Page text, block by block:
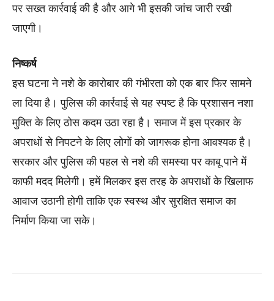
पर सख्त कार्रवाई की है और आगे भी इसकी जांच जारी रखी
जाएगी।
निष्कर्ष
इस घटना ने नशे के कारोबार की गंभीरता को एक बार फिर सामने
ला दिया है। पुलिस की कार्रवाई से यह स्पष्ट है कि प्रशासन नशा
मुक्ति के लिए ठोस कदम उठा रहा है। समाज में इस प्रकार के
अपराधों से निपटने के लिए लोगों को जागरूक होना आवश्यक है।
सरकार और पुलिस की पहल से नशे की समस्या पर काबू पाने में
काफी मदद मिलेगी। हमें मिलकर इस तरह के अपराधों के खिलाफ
आवाज उठानी होगी ताकि एक स्वस्थ और सुरक्षित समाज का
निर्माण किया जा सके।